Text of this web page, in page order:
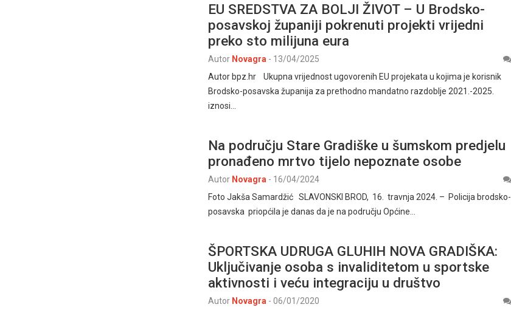
EU SREDSTVA ZA BOLJI ŽIVOT – U Brodsko-
posavskoj županiji pokrenuti projekti vrijedni
preko sto milijuna eura
Autor Novagra - 13/04/2025
Autor bpz.hr Ukupna vrijednost ugovorenih EU projekata u kojima je korisnik
Brodsko-posavska županija za prethodno mandatno razdoblje 2021.-2025.
iznosi…
Na području Stare Gradiške u šumskom predjelu
pronađeno mrtvo tijelo nepoznate osobe
Autor Novagra - 16/04/2024
Foto Jakša Samardžić SLAVONSKI BROD, 16. travnja 2024. – Policija brodsko-
posavska priopćila je danas da je na području Općine…
ŠPORTSKA UDRUGA GLUHIH NOVA GRADIŠKA:
Uključivanje osoba s invaliditetom u sportske
aktivnosti i veću integraciju u društvo
Autor Novagra - 06/01/2020